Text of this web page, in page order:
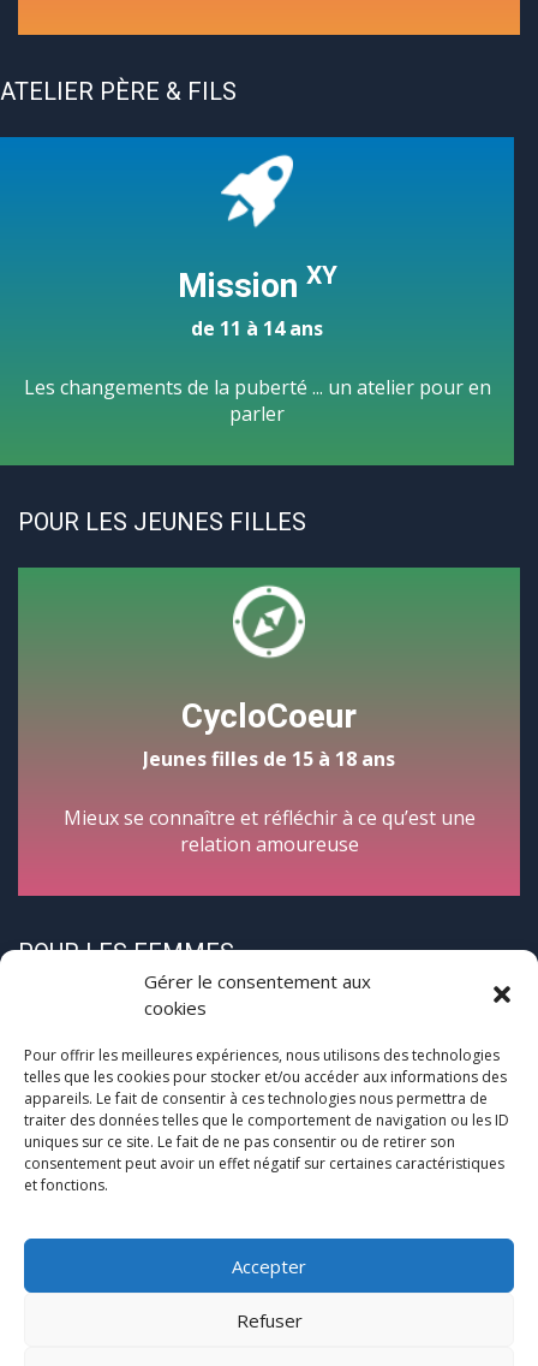
Gérer le consentement aux
cookies
Pour offrir les meilleures expériences, nous utilisons des technologies
telles que les cookies pour stocker et/ou accéder aux informations des
appareils. Le fait de consentir à ces technologies nous permettra de
traiter des données telles que le comportement de navigation ou les ID
uniques sur ce site. Le fait de ne pas consentir ou de retirer son
consentement peut avoir un effet négatif sur certaines caractéristiques
et fonctions.
Accepter
Refuser
ATELIER PÈRE & FILS
Mission XY
de 11 à 14 ans
Les changements de la puberté ... un atelier pour en
parler
POUR LES JEUNES FILLES
CycloCoeur
Jeunes filles de 15 à 18 ans
Mieux se connaître et réfléchir à ce qu’est une
relation amoureuse
POUR LES FEMMES
CycloPause
Pour les femmes concernées par la